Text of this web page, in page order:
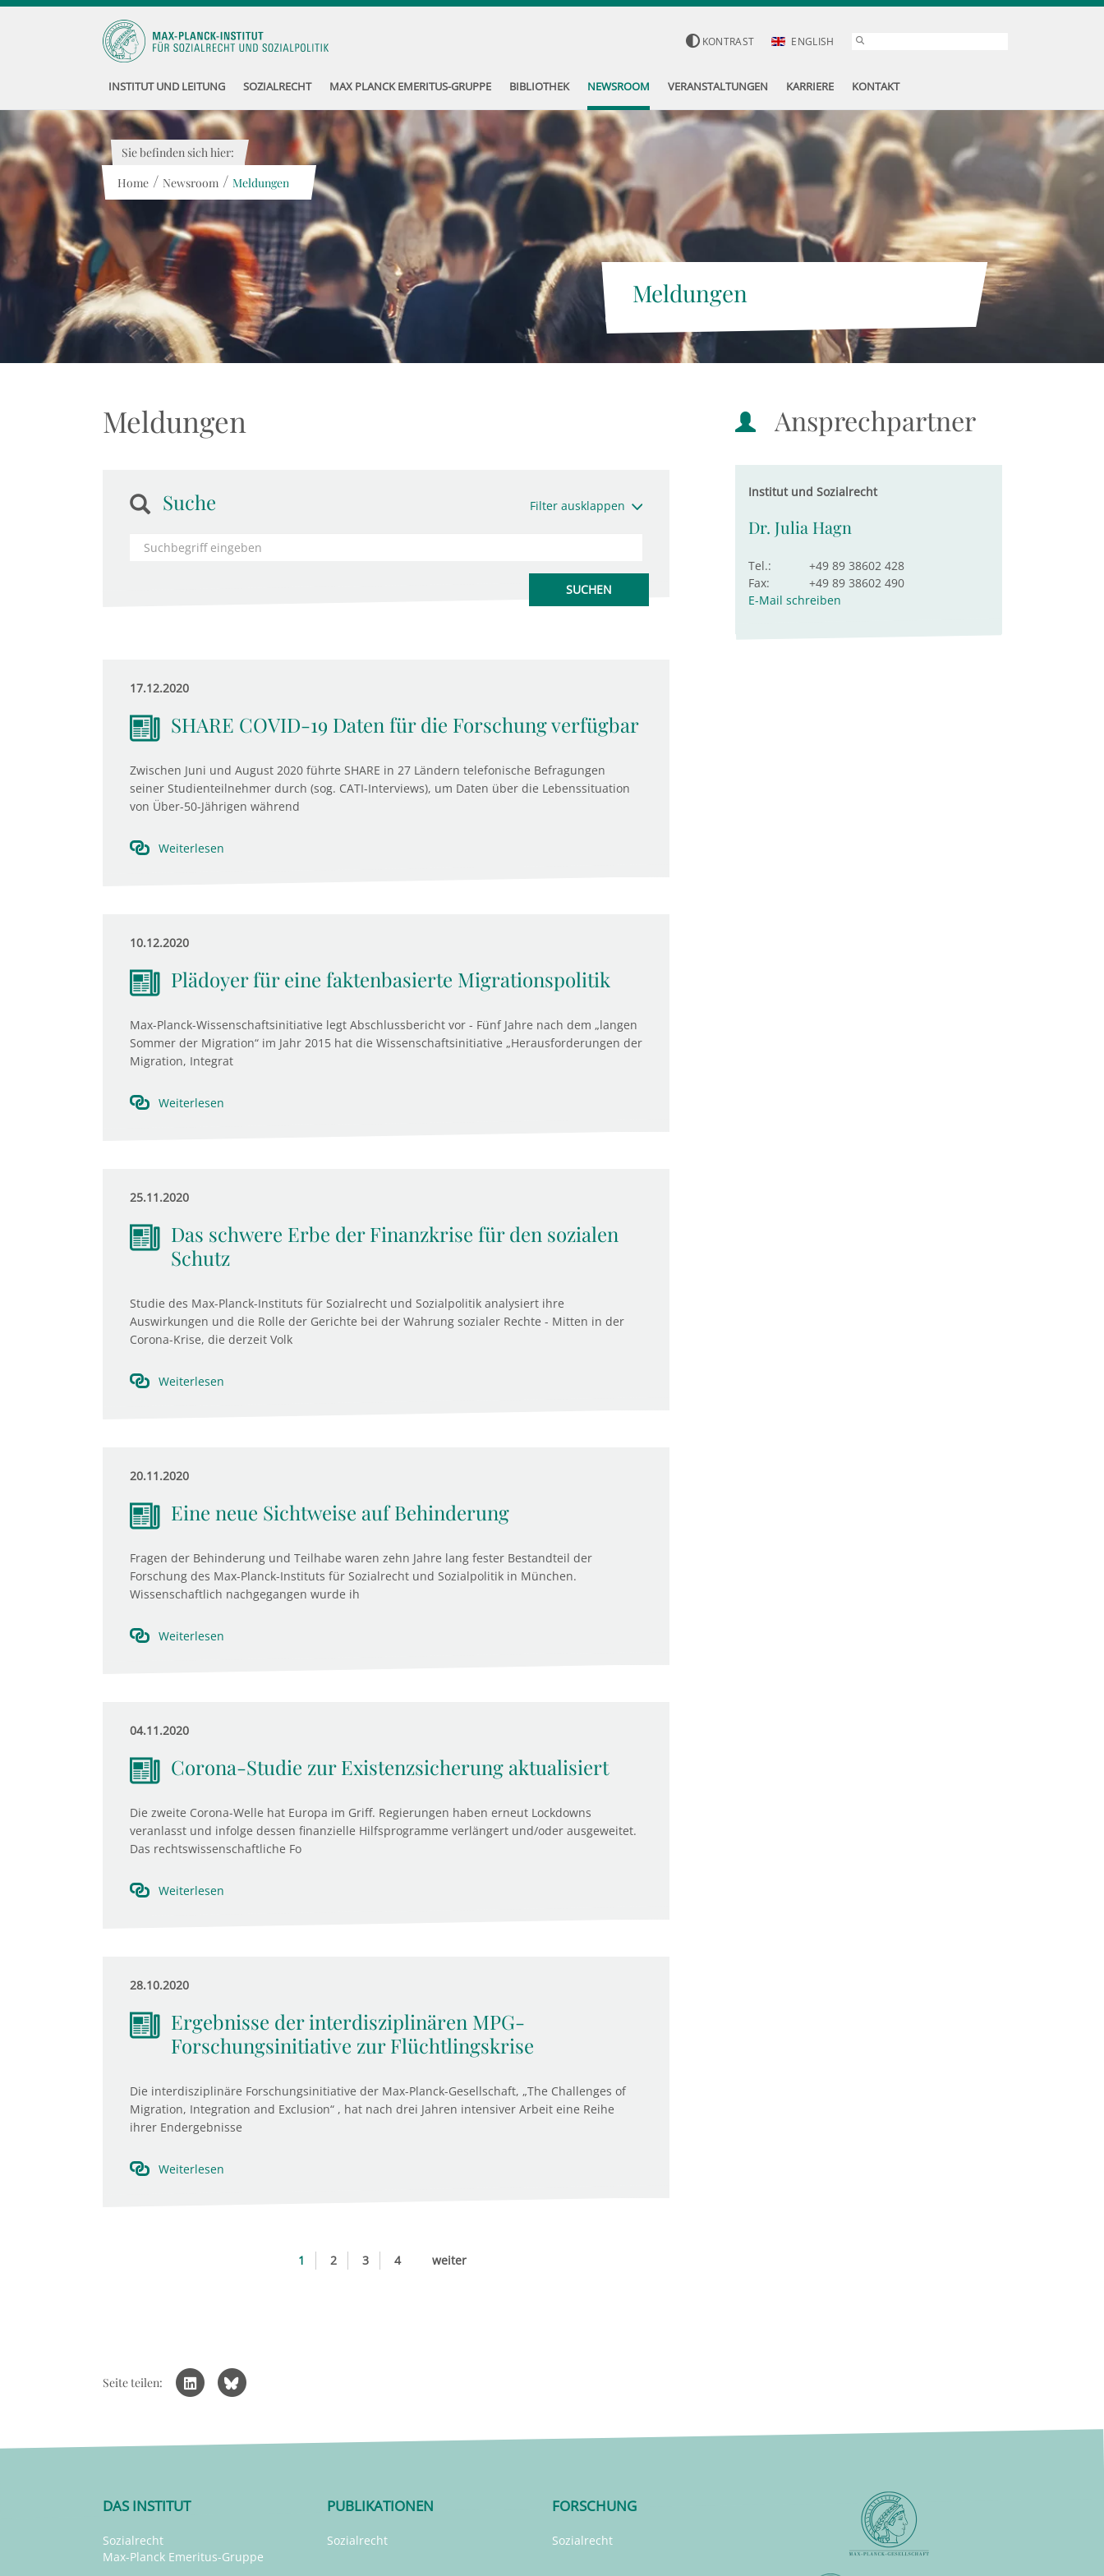
KONTRAST ENGLISH
INSTITUT UND LEITUNG SOZIALRECHT MAX PLANCK EMERITUS-GRUPPE BIBLIOTHEK NEWSROOM VERANSTALTUNGEN KARRIERE KONTAKT
Meldungen
Sie befinden sich hier:
Home / Newsroom / Meldungen
Meldungen
Suche Filter ausklappen
17.12.2020
SHARE COVID-19 Daten für die Forschung verfügbar
Zwischen Juni und August 2020 führte SHARE in 27 Ländern telefonische Befragungen
seiner Studienteilnehmer durch (sog. CATI-Interviews), um Daten über die Lebenssituation
von Über-50-Jährigen während
Weiterlesen
10.12.2020
Plädoyer für eine faktenbasierte Migrationspolitik
Max-Planck-Wissenschaftsinitiative legt Abschlussbericht vor - Fünf Jahre nach dem „langen
Sommer der Migration“ im Jahr 2015 hat die Wissenschaftsinitiative „Herausforderungen der
Migration, Integrat
Weiterlesen
25.11.2020
Das schwere Erbe der Finanzkrise für den sozialen
Schutz
Studie des Max-Planck-Instituts für Sozialrecht und Sozialpolitik analysiert ihre
Auswirkungen und die Rolle der Gerichte bei der Wahrung sozialer Rechte - Mitten in der
Corona-Krise, die derzeit Volk
Weiterlesen
20.11.2020
Eine neue Sichtweise auf Behinderung
Fragen der Behinderung und Teilhabe waren zehn Jahre lang fester Bestandteil der
Forschung des Max-Planck-Instituts für Sozialrecht und Sozialpolitik in München.
Wissenschaftlich nachgegangen wurde ih
Weiterlesen
04.11.2020
Corona-Studie zur Existenzsicherung aktualisiert
Die zweite Corona-Welle hat Europa im Griff. Regierungen haben erneut Lockdowns
veranlasst und infolge dessen finanzielle Hilfsprogramme verlängert und/oder ausgeweitet.
Das rechtswissenschaftliche Fo
Weiterlesen
28.10.2020
Ergebnisse der interdisziplinären MPG-
Forschungsinitiative zur Flüchtlingskrise
Die interdisziplinäre Forschungsinitiative der Max-Planck-Gesellschaft, „The Challenges of
Migration, Integration and Exclusion“ , hat nach drei Jahren intensiver Arbeit eine Reihe
ihrer Endergebnisse
Weiterlesen
1 2 3 4 weiter
Ansprechpartner
Institut und Sozialrecht
Dr. Julia Hagn
Tel.:
+49 89 38602 428
Fax:
+49 89 38602 490
E-Mail schreiben
Seite teilen:
DAS INSTITUT
Sozialrecht
Max-Planck Emeritus-Gruppe
PUBLIKATIONEN
Sozialrecht
FORSCHUNG
Sozialrecht